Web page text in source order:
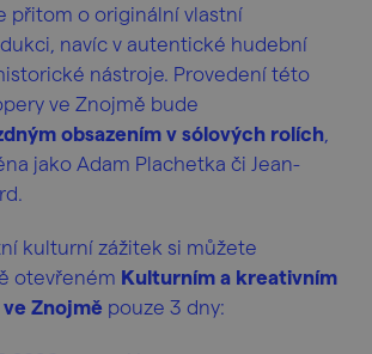
přitom o originální vlastní
navíc v autentické hudební
nástroje. Provedení této
ve Znojmě bude
obsazením v sólových rolích
jako Adam Plachetka či Jean-
kulturní zážitek si můžete
otevřeném Kulturním a kreativním
Znojmě pouze 3 dny: